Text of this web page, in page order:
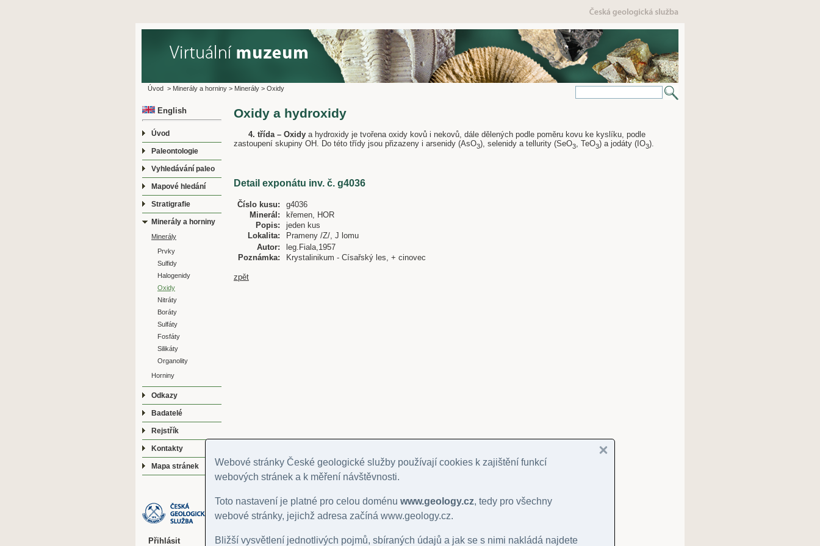
Úvod > Minerály a horniny > Minerály > Oxidy
English
Úvod
Paleontologie
Vyhledávání paleo
Mapové hledání
Stratigrafie
Minerály a horniny
Minerály
Prvky
Sulfidy
Halogenidy
Oxidy
Nitráty
Boráty
Sulfáty
Fosfáty
Silikáty
Organolity
Horniny
Odkazy
Badatelé
Rejstřík
Kontakty
Mapa stránek
Přihlásit
Oxidy a hydroxidy
4. třída – Oxidy a hydroxidy je tvořena oxidy kovů i nekovů, dále dělených podle poměru kovu ke kyslíku, podle
zastoupení skupiny OH. Do této třídy jsou přizazeny i arsenidy (AsO3), selenidy a tellurity (SeO3, TeO3) a jodáty (IO3).
Detail exponátu inv. č. g4036
Číslo kusu:
g4036
Minerál:
křemen, HOR
Popis:
jeden kus
Lokalita:
Prameny /Z/, J lomu
Autor:
leg.Fiala,1957
Poznámka:
Krystalinikum - Císařský les, + cinovec
zpět
Webové stránky České geologické služby používají cookies k zajištění funkcí
webových stránek a k měření návštěvnosti.
Toto nastavení je platné pro celou doménu www.geology.cz, tedy pro všechny
webové stránky, jejichž adresa začíná www.geology.cz.
Bližší vysvětlení jednotlivých pojmů, sbíraných údajů a jak se s nimi nakládá najdete